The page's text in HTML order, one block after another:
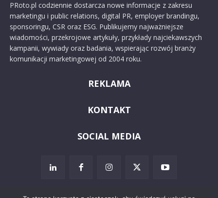
PRoto.pl codziennie dostarcza nowe informacje z zakresu
marketingu i public relations, digital PR, employer brandingu,
sponsoringu, CSR oraz ESG. Publikujemy najważniejsze
wiadomości, przekrojowe artykuły, przykłady najciekawszych
kampanii, wywiady oraz badania, wspierając rozwój branży
komunikacji marketingowej od 2004 roku.
REKLAMA
KONTAKT
SOCIAL MEDIA